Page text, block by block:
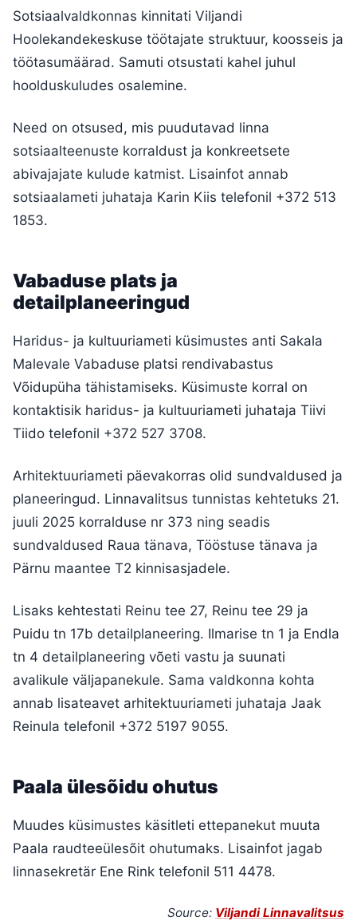
Sotsiaalvaldkonnas kinnitati Viljandi
Hoolekandekeskuse töötajate struktuur, koosseis ja
töötasumäärad. Samuti otsustati kahel juhul
hoolduskuludes osalemine.
Need on otsused, mis puudutavad linna
sotsiaalteenuste korraldust ja konkreetsete
abivajajate kulude katmist. Lisainfot annab
sotsiaalameti juhataja Karin Kiis telefonil +372 513
1853.
Vabaduse plats ja
detailplaneeringud
Haridus- ja kultuuriameti küsimustes anti Sakala
Malevale Vabaduse platsi rendivabastus
Võidupüha tähistamiseks. Küsimuste korral on
kontaktisik haridus- ja kultuuriameti juhataja Tiivi
Tiido telefonil +372 527 3708.
Arhitektuuriameti päevakorras olid sundvaldused ja
planeeringud. Linnavalitsus tunnistas kehtetuks 21.
juuli 2025 korralduse nr 373 ning seadis
sundvaldused Raua tänava, Tööstuse tänava ja
Pärnu maantee T2 kinnisasjadele.
Lisaks kehtestati Reinu tee 27, Reinu tee 29 ja
Puidu tn 17b detailplaneering. Ilmarise tn 1 ja Endla
tn 4 detailplaneering võeti vastu ja suunati
avalikule väljapanekule. Sama valdkonna kohta
annab lisateavet arhitektuuriameti juhataja Jaak
Reinula telefonil +372 5197 9055.
Paala ülesõidu ohutus
Muudes küsimustes käsitleti ettepanekut muuta
Paala raudteeülesõit ohutumaks. Lisainfot jagab
linnasekretär Ene Rink telefonil 511 4478.
Source: Viljandi Linnavalitsus